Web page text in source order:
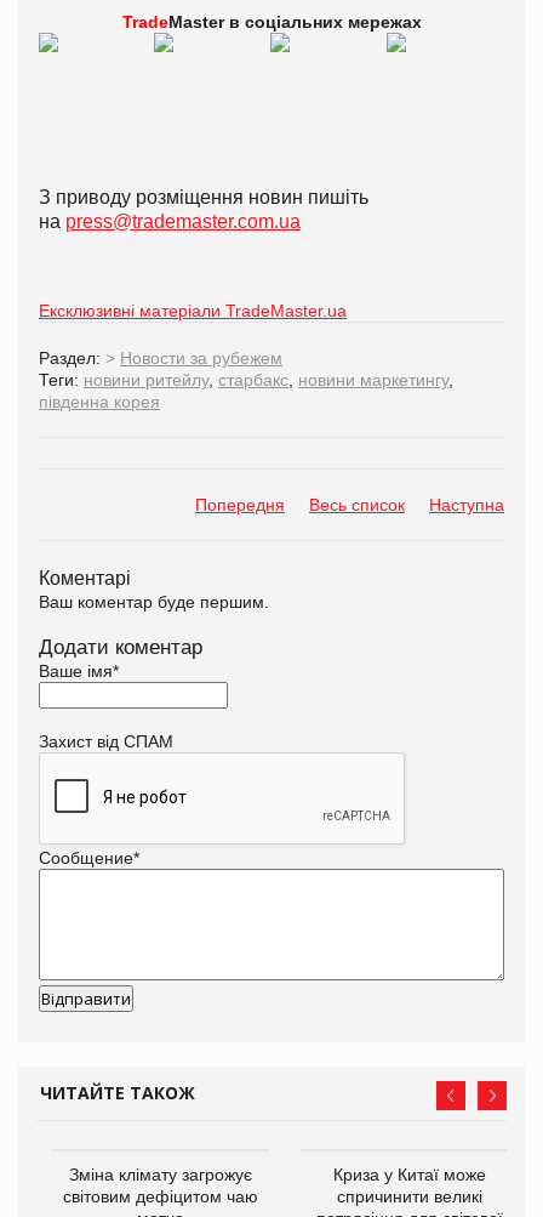
TradeMaster в соціальних мережах
З приводу розміщення новин пишіть
на press@trademaster.com.ua
Ексклюзивні матеріали TradeMaster.ua
Раздел: > Новости за рубежем
Теги: новини ритейлу, старбакс новини маркетингу,
південна корея
Попередня Весь список Наступна
Коментарі
Ваш коментар буде першим.
Додати коментар
Ваше імя*
Захист від СПАМ
Сообщение*
ЧИТАЙТЕ ТАКОЖ
Зміна клімату загрожує
світовим дефіцитом чаю
Криза у Китаї може
спричинити великі